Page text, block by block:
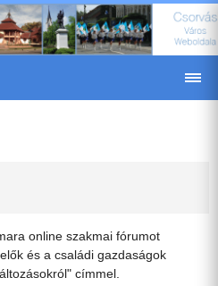
online szakmai fórumot
és a családi gazdaságok
címmel.